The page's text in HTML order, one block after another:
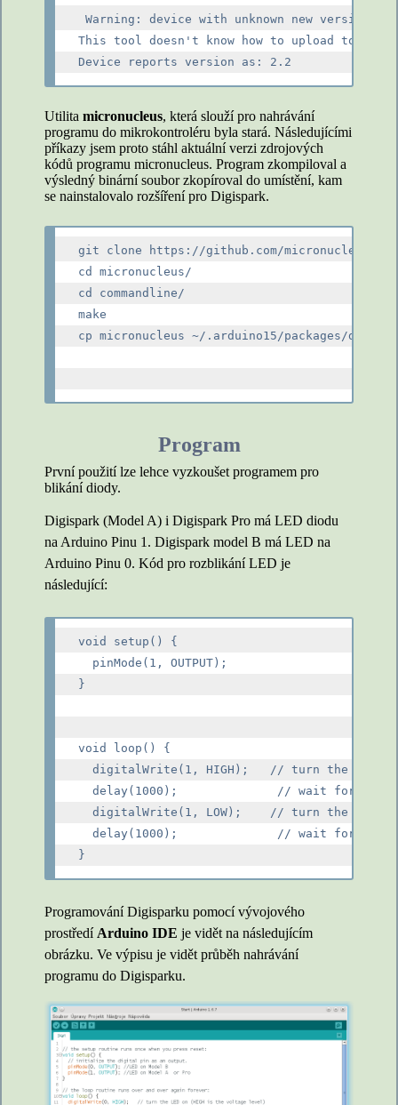
Warning: device with unknown new version
This tool doesn't know how to upload to this
Utilita micronucleus, která slouží pro nahrávání
programu do mikrokontroléru byla stará. Následujícími
příkazy jsem proto stáhl aktuální verzi zdrojových
kódů programu micronucleus. Program zkompiloval a
výsledný binární soubor zkopíroval do umístění, kam
se nainstalovalo rozšíření pro Digispark.
git clone https://github.com/micronucleus/
cd micronucleus/
cd commandline/
make
cp micronucleus ~/.arduino15/packages/
Program
První použití lze lehce vyzkoušet programem pro
blikání diody.
Digispark (Model A) i Digispark Pro má LED diodu
na Arduino Pinu 1. Digispark model B má LED na
Arduino Pinu 0. Kód pro rozblikání LED je
následující:
void setup() {
  pinMode(1, OUTPUT);
}
void loop() {
digitalWrite(1, HIGH);   // turn the LED
delay(1000);              // wait for a
digitalWrite(1, LOW);    // turn the LED
delay(1000);              // wait for a
Programování Digisparku pomocí vývojového
prostředí Arduino IDE je vidět na následujícím
obrázku. Ve výpisu je vidět průběh nahrávání
programu do Digisparku.